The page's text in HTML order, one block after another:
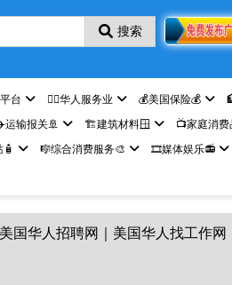
搜索
台 🤵‍♀️华人服务业 💰美国保险💰
运输报关🚢 🏗️建筑材料🪟
📺家庭消费
🎼综合消费服务🎨
🎞️媒体娱乐📻
国华人招聘网｜美国华人找工作网